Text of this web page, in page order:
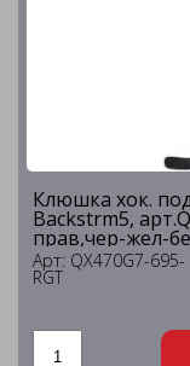
Клюшка хок.
Backstrm5,
прав,чер-жел-
Арт: QX470G7-695-
RGT